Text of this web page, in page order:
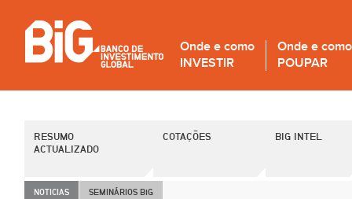
Onde e como
INVESTIR
Onde e como
POUPAR
RESUMO
ACTUALIZADO
COTAÇÕES BIG INTEL
NOTICIAS SEMINÁRIOS BiG